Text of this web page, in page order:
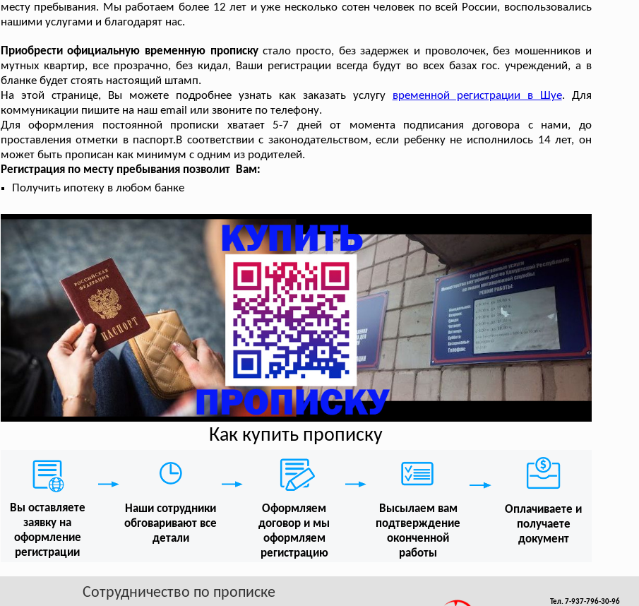
месту пребывания. Мы работаем более 12 лет и уже несколько сотен человек по всей России, воспользовались
нашими услугами и благодарят нас.
Приобрести официальную временную пропискустало просто, без задержек и проволочек, без мошенников и
мутных квартир, все прозрачно, без кидал, Ваши регистрации всегда будут во всех базах гос. учреждений, а в
бланке будет стоять настоящий штамп.
На этой странице, Вы можете подробнее узнать как заказать услугу временной регистрации в Шуе. Для
коммуникации пишите на наш email или звоните по телефону.
Для оформления постоянной прописки хватает 5-7 дней от момента подписания договора с нами, до
проставления отметки в паспорт.В соответствии с законодательством, если ребенку не исполнилось 14 лет, он
может быть прописан как минимум с одним из родителей.
Регистрация по месту пребывания позволит Вам:
Получить ипотеку в любом банке
Как купить прописку
Вы оставляете
заявку на
оформление
регистрации
Наши сотрудники
обговаривают все
детали
Оформляем
договор и мы
оформляем
регистрацию
Высылаем вам
подтверждение
оконченной
работы
Оплачиваете и
получаете
документ
Сотрудничество по прописке
Тел. 7-937-796-30-96